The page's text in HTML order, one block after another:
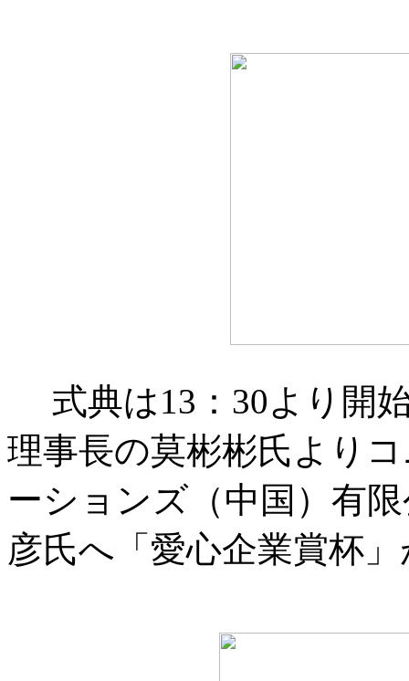
式典は13：30より開
理事長の莫彬彬氏より
ーションズ（中国）有
彦氏へ「愛心企業賞杯